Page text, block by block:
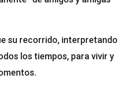
su recorrido, interpretando
los tiempos, para vivir y